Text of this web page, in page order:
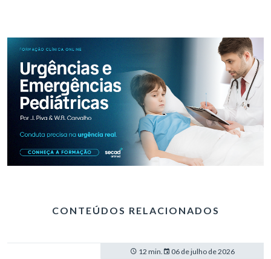
CONTEÚDOS RELACIONADOS
12 min. 06 de julho de 2026